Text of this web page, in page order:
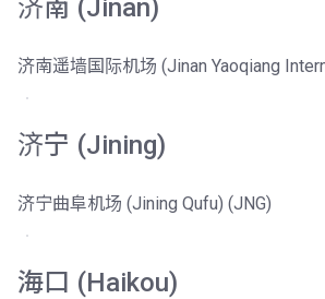
济南 (Jinan)
济南遥墙国际机场 (Jinan Yaoqiang
济宁 (Jining)
济宁曲阜机场 (Jining Qufu) (JNG)
海口 (Haikou)